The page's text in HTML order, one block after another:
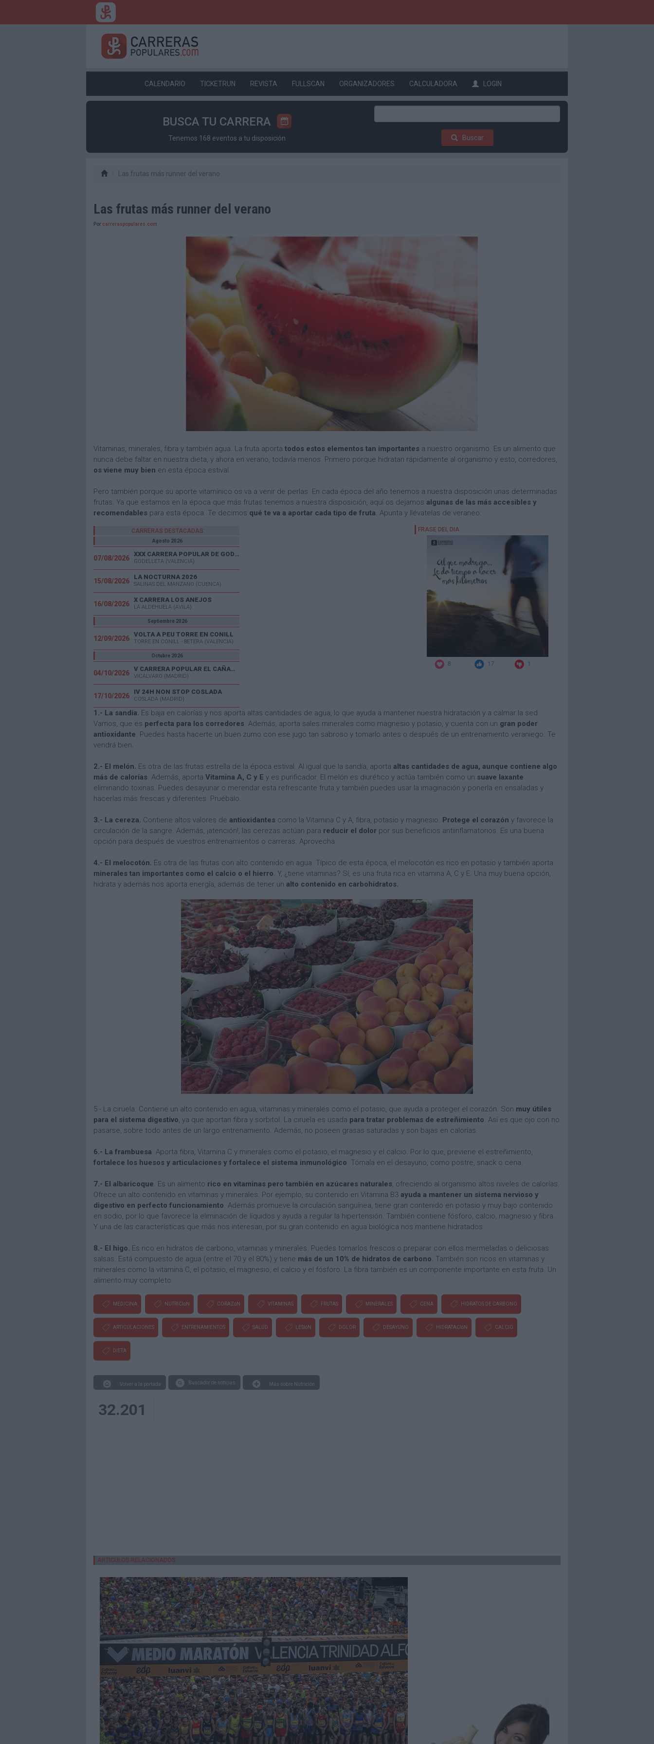
CALENDARIO TICKETRUN REVISTA FULLSCAN ORGANIZADORES CALCULADORA LOGIN
BUSCA TU CARRERA
Tenemos 168 eventos a tu disposición Buscar
Las frutas más runner del verano
Las frutas más runner del verano
Por carreraspopulares.com
Vitaminas, minerales, fibra y también agua. La fruta aporta todos estos elementos tan importantes a nuestro organismo. Es un alimento que
nunca debe faltar en nuestra dieta, y ahora en verano, todavía menos. Primero porque hidratan rápidamente al organismo y esto, corredores,
os viene muy bien en esta época estival.
Pero también porque su aporte vitamínico os va a venir de perlas. En cada época del año tenemos a nuestra disposición unas determinadas
frutas. Ya que estamos en la época que más frutas tenemos a nuestra disposición, aquí os dejamos algunas de las más accesibles y
recomendables para esta época. Te decimos qué te va a aportar cada tipo de fruta. Apunta y llévatelas de veraneo:
CARRERAS DESTACADAS
Agosto 2026
07/08/2026
XXX CARRERA POPULAR DE GODELLETA
GODELLETA (VALENCIA)
15/08/2026
LA NOCTURNA 2026
SALINAS DEL MANZANO (CUENCA)
16/08/2026
X CARRERA LOS ANEJOS
LA ALDEHUELA (AVILA)
Septiembre 2026
12/09/2026
VOLTA A PEU TORRE EN CONILL
TORRE EN CONILL - BETERA (VALENCIA)
Octubre 2026
04/10/2026
V CARRERA POPULAR EL CAÑAVERAL
VICÁLVARO (MADRID)
17/10/2026
IV 24H NON STOP COSLADA
COSLADA (MADRID)
1.- La sandía. Es baja en calorías y nos aporta altas cantidades de agua, lo que ayuda a mantener nuestra hidratación y a calmar la sed.
Vamos, que es perfecta para los corredores. Además, aporta sales minerales como magnesio y potasio, y cuenta con un gran poder
antioxidante. Puedes hasta hacerte un buen zumo con ese jugo tan sabroso y tomarlo antes o después de un entrenamiento veraniego. Te
vendrá bien.
2.- El melón. Es otra de las frutas estrella de la época estival. Al igual que la sandía, aporta altas cantidades de agua, aunque contiene algo
más de calorías. Además, aporta Vitamina A, C y E y es purificador. El melón es diurético y actúa también como un suave laxante
eliminando toxinas. Puedes desayunar o merendar esta refrescante fruta y también puedes usar la imaginación y ponerla en ensaladas y
hacerlas más frescas y diferentes. Pruébalo.
3.- La cereza. Contiene altos valores de antioxidantes como la Vitamina C y A, fibra, potasio y magnesio. Protege el corazón y favorece la
circulación de la sangre. Además, ¡atención!, las cerezas actúan para reducir el dolor por sus beneficios antiinflamatorios. Es una buena
opción para después de vuestros entrenamientos o carreras. Aprovecha.
4.- El melocotón. Es otra de las frutas con alto contenido en agua. Típico de esta época, el melocotón es rico en potasio y también aporta
minerales tan importantes como el calcio o el hierro. Y, ¿tiene vitaminas? Sí, es una fruta rica en vitamina A, C y E. Una muy buena opción,
hidrata y además nos aporta energía, además de tener un alto contenido en carbohidratos.
5.- La ciruela. Contiene un alto contenido en agua, vitaminas y minerales como el potasio, que ayuda a proteger el corazón. Son muy útiles
para el sistema digestivo, ya que aportan fibra y sorbitol. La ciruela es usada para tratar problemas de estreñimiento. Así es que ojo con no
pasarse, sobre todo antes de un largo entrenamiento. Además, no poseen grasas saturadas y son bajas en calorías.
6.- La frambuesa. Aporta fibra, Vitamina C y minerales como el potasio, el magnesio y el calcio. Por lo que, previene el estreñimiento,
fortalece los huesos y articulaciones y fortalece el sistema inmunológico. Tómala en el desayuno, como postre, snack o cena.
7.- El albaricoque. Es un alimento rico en vitaminas pero también en azúcares naturales, ofreciendo al organismo altos niveles de calorías.
Ofrece un alto contenido en vitaminas y minerales. Por ejemplo, su contenido en Vitamina B3 ayuda a mantener un sistema nervioso y
digestivo en perfecto funcionamiento. Además promueve la circulación sanguínea, tiene gran contenido en potasio y muy bajo contenido
en sodio, por lo que favorece la eliminación de líquidos y ayuda a regular la hipertensión. También contiene fósforo, calcio, magnesio y fibra.
Y una de las características que más nos interesan, por su gran contenido en agua biológica nos mantiene hidratados.
8.- El higo. Es rico en hidratos de carbono, vitaminas y minerales. Puedes tomarlos frescos o preparar con ellos mermeladas o deliciosas
salsas. Está compuesto de agua (entre el 70 y el 80%) y tiene más de un 10% de hidratos de carbono. También son ricos en vitaminas y
minerales como la vitamina C, el potasio, el magnesio, el calcio y el fósforo. La fibra también es un componente importante en esta fruta. Un
alimento muy completo.
MEDICINA NUTRICIóN CORAZóN VITAMINAS FRUTAS MINERALES CENA HIDRATOS DE CARBONO
ARTICULACIONES ENTRENAMIENTOS SALUD LESIóN DOLOR DESAYUNO HIDRATACIóN CALCIO
DIETA
Volver a la portada Buscador de noticias Más sobre Nutrición
32.201
ARTICULOS RELACIONADOS